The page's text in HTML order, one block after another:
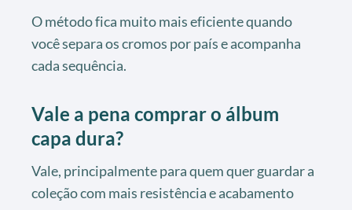
O método fica muito mais eficiente quando
você separa os cromos por país e acompanha
cada sequência.
Vale a pena comprar o álbum
capa dura?
Vale, principalmente para quem quer guardar a
coleção com mais resistência e acabamento